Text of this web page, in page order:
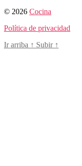
© 2026 Cocina
Política de privacidad
Ir arriba ↑ Subir ↑